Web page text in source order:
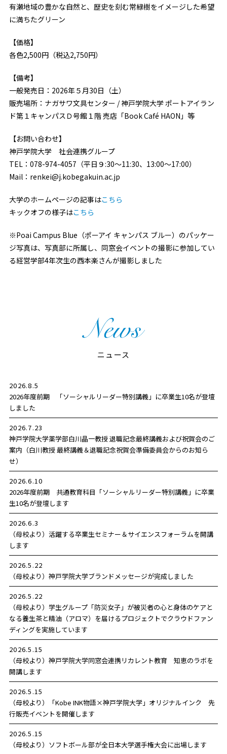
有瀬地域の豊かな自然と、歴史を刻む常緑樹をイメージした希望
に満ちたグリーン
【価格】
各色2,500円（税込2,750円）
【備考】
一般発売日：2026年５月30日（土）
販売場所：ナガサワ文具センター / 神戸学院大学 ポートアイラン
ド第１キャンパスＤ号館１階 売店「Book Café HAON」等
【お問い合わせ】
神戸学院大学 社会連携グループ
TEL：078-974-4057（平日９:30～11:30、13:00～17:00）
Mail：renkei@j.kobegakuin.ac.jp
大学のホームページの記事はこちら
キックオフの様子はこちら
※Poai Campus Blue（ポーアイ キャンパス ブルー）のパッケー
ジ写真は、写真部に所属し、同窓会イベントの撮影に参加してい
る経営学部4年次生の西本楽さんが撮影しました
ニュース
2026.8.5
2026年度前期 「ソーシャルリーダー特別講義」に卒業生10名が登壇
しました
2026.7.23
神戸学院大学薬学部白川晶一教授 退職記念最終講義および祝賀会のご
案内（白川教授 最終講義＆退職記念祝賀会準備委員会からのお知ら
せ）
2026.6.10
2026年度前期 共通教育科目「ソーシャルリーダー特別講義」に卒業
生10名が登壇します
2026.6.3
（母校より）活躍する卒業生セミナー＆サイエンスフォーラムを開講
します
2026.5.22
（母校より）神戸学院大学ブランドメッセージが完成しました
2026.5.22
（母校より）学生グループ「防災女子」が被災者の心と身体のケアと
なる養生茶と精油（アロマ）を届けるプロジェクトでクラウドファン
ディングを実施しています
2026.5.15
（母校より）神戸学院大学同窓会連携リカレント教育 知恵のラボを
開講します
2026.5.15
（母校より）「Kobe INK物語×神戸学院大学」オリジナルインク 先
行販売イベントを開催します
2026.5.15
（母校より）ソフトボール部が全日本大学選手権大会に出場します